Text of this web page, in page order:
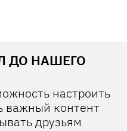
ДО НАШЕГО
настроить
важный контент
друзьям